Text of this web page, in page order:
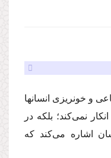
و خونریزى انسانها
نمى‌كند؛ بلكه در
اشاره مى‌كند كه